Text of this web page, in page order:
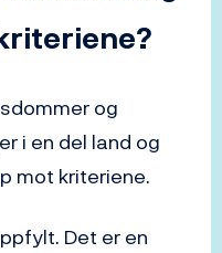
og
i en del land og
mot kriteriene.
Det er en